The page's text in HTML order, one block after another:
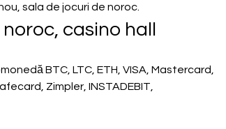
sala de jocuri de noroc.
casino hall
BTC, LTC, ETH, VISA, Mastercard,
Zimpler, INSTADEBIT,